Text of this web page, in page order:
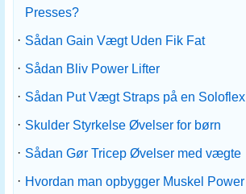
Presses?
· Sådan Gain Vægt Uden Fik Fat
· Sådan Bliv Power Lifter
· Sådan Put Vægt Straps på en Soloflex
· Skulder Styrkelse Øvelser for børn
· Sådan Gør Tricep Øvelser med vægte
· Hvordan man opbygger Muskel Power